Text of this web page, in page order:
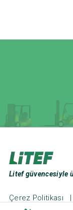
Litef güvencesiyle
Çerez Politikası |